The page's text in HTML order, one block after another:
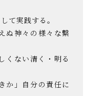
て実践する。
ぬ神々の様々な繋
くない清く・明る
か」自分の責任に